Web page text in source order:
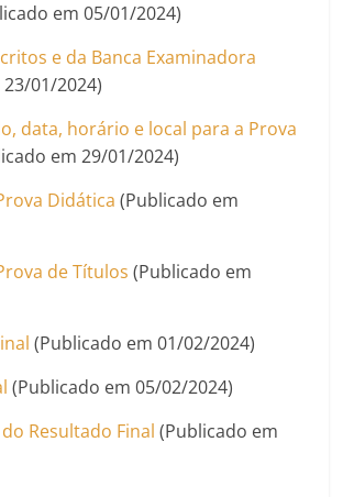
em 05/01/2024)
e da Banca Examinadora
01/2024)
data, horário e local para a Prova
em 29/01/2024)
Didática (Publicado em
de Títulos (Publicado em
(Publicado em 01/02/2024)
(Publicado em 05/02/2024)
Resultado Final (Publicado em